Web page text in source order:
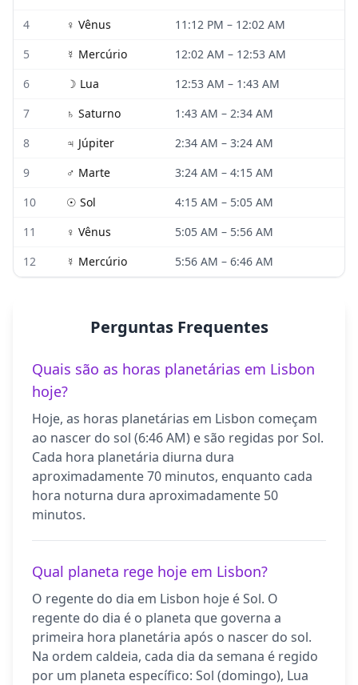
4
♀ Vênus 11:12 PM – 12:02 AM
5
☿ Mercúrio 12:02 AM – 12:53 AM
6
☽ Lua 12:53 AM – 1:43 AM
7
♄ Saturno 1:43 AM – 2:34 AM
8
♃ Júpiter 2:34 AM – 3:24 AM
9
♂ Marte 3:24 AM – 4:15 AM
10
☉ Sol 4:15 AM – 5:05 AM
11
♀ Vênus 5:05 AM – 5:56 AM
12
☿ Mercúrio 5:56 AM – 6:46 AM
Perguntas Frequentes
Quais são as horas planetárias em Lisbon
hoje?
Hoje, as horas planetárias em Lisbon começam
ao nascer do sol (6:46 AM) e são regidas por Sol.
Cada hora planetária diurna dura
aproximadamente 70 minutos, enquanto cada
hora noturna dura aproximadamente 50
minutos.
Qual planeta rege hoje em Lisbon?
O regente do dia em Lisbon hoje é Sol. O
regente do dia é o planeta que governa a
primeira hora planetária após o nascer do sol.
Na ordem caldeia, cada dia da semana é regido
por um planeta específico: Sol (domingo), Lua